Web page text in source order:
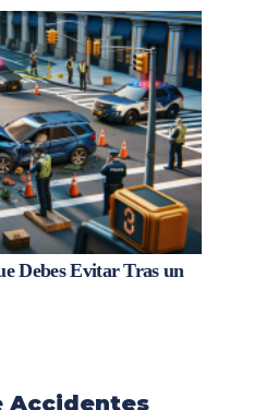
Debes Evitar Tras un
Accidentes